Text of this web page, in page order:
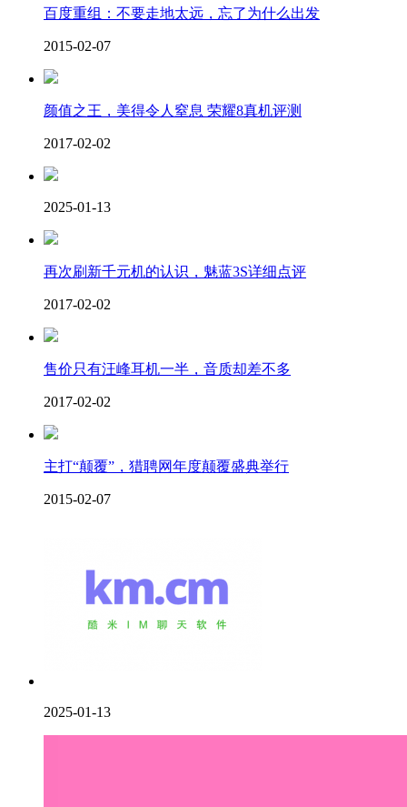
百度重组：不要走地太远，忘了为什么出发
2015-02-07
颜值之王，美得令人窒息 荣耀8真机评测
2017-02-02
2025-01-13
再次刷新千元机的认识，魅蓝3S详细点评
2017-02-02
售价只有汪峰耳机一半，音质却差不多
2017-02-02
主打“颠覆”，猎聘网年度颠覆盛典举行
2015-02-07
2025-01-13